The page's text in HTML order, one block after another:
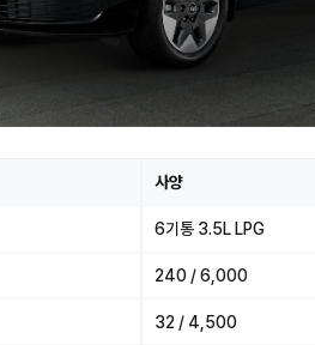
사양
6기통 3.5L LPG
240 / 6,000
32 / 4,500